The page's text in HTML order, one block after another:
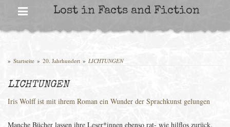
Lost in Facts and Fiction
» Startseite » 20. Jahrhundert » LICHTUNGEN
LICHTUNGEN
Iris Wolff ist mit ihrem Roman ein Wunder der Sprachkunst gelungen
Manche Bücher lassen ihre Leser*innen ebenso rat- wie hilflos zurück.